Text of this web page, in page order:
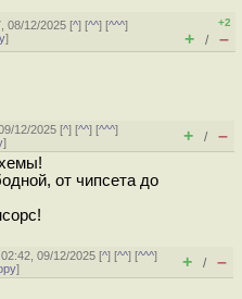
08/12/2025 [^] [^^] [^^^]
]
+2
+ / –
12/2025 [^] [^^] [^^^]
] + / –
от чипсета до
09/12/2025 [^] [^^] [^^^]
] + / –